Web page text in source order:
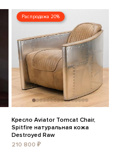
Распродажа 20%
Кресло Aviator Tomcat Chair,
Spitfire натуральная кожа
Destroyed Raw
210 800 ₽